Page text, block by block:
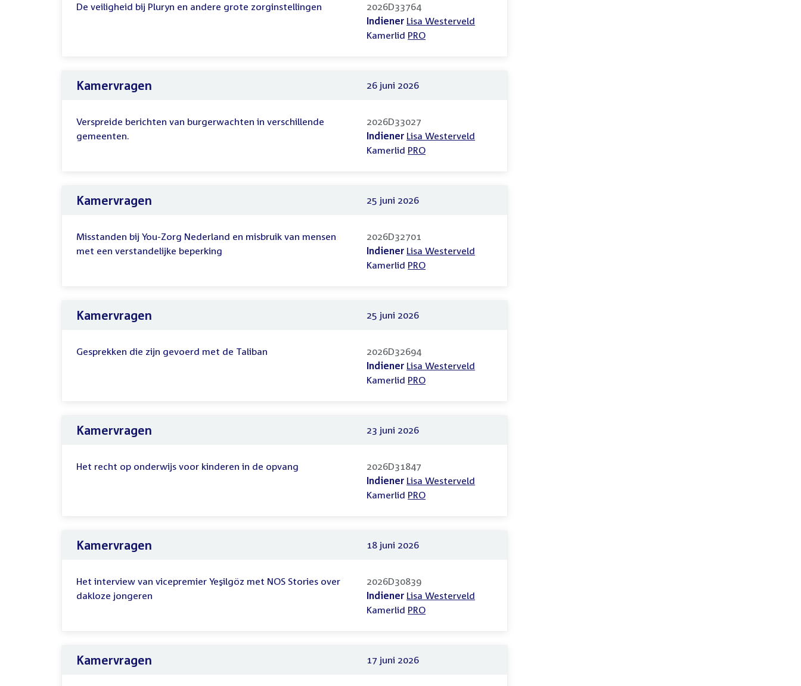
De veiligheid bij Pluryn en andere grote zorginstellingen
2026D33764
Indiener Lisa Westerveld
Kamerlid PRO
Kamervragen 26 juni 2026
Verspreide berichten van burgerwachten in verschillende
gemeenten.
2026D33027
Indiener Lisa Westerveld
Kamerlid PRO
Kamervragen 25 juni 2026
Misstanden bij You-Zorg Nederland en misbruik van mensen
met een verstandelijke beperking
2026D32701
Indiener Lisa Westerveld
Kamerlid PRO
Kamervragen 25 juni 2026
Gesprekken die zijn gevoerd met de Taliban
2026D32694
Indiener Lisa Westerveld
Kamerlid PRO
Kamervragen 23 juni 2026
Het recht op onderwijs voor kinderen in de opvang
2026D31847
Indiener Lisa Westerveld
Kamerlid PRO
Kamervragen 18 juni 2026
Het interview van vicepremier Yeşilgöz met NOS Stories over
dakloze jongeren
2026D30839
Indiener Lisa Westerveld
Kamerlid PRO
Kamervragen 17 juni 2026